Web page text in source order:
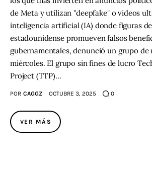
de Meta y utilizan "deepfake" o videos
inteligencia artificial (IA) donde figuras
estadounidense promueven falsos
gubernamentales, denunció un grupo
miércoles. El grupo sin fines de lucro
Project (TTP)…
POR CAGGZ OCTUBRE 3, 2025 0
VER MÁS